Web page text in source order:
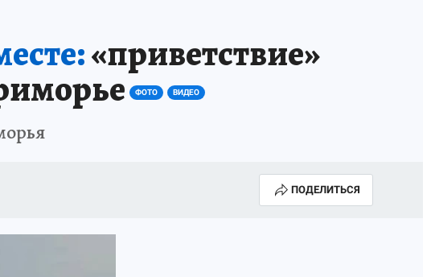
ИСПЫТАНО НА СЕБЕ«приветствие»
ФОТО ВИДЕО
ПОДЕЛИТЬСЯ